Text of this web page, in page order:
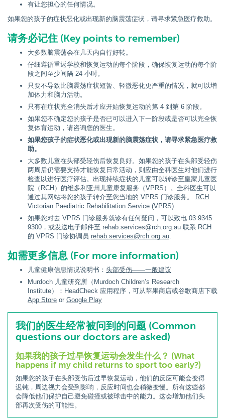
有让您担心的任何情况。
如果您的孩子的症状恶化或出现新的脑震荡症状，请寻求紧急医疗救助。
请务必记住 (Key points to remember)
大多数脑震荡会在几天内自行好转。
仔细遵循重返学校和恢复运动的每个阶段，确保恢复运动的每个阶
段之间至少间隔 24 小时。
只要不导致比脑震荡症状短暂、轻微恶化更严重的情况，就可以增
加体力和脑力活动。
只有在症状完全消失后才应开始恢复运动的第 4 到第 6 阶段。
如果您不确定您的孩子是否已可以进入下一阶段或是否可以完全恢
复体育运动，请咨询您的医生。
如果您孩子的症状恶化或出现新的脑震荡症状，请寻求紧急医疗救
助。
大多数儿童在头部受轻伤后恢复良好。如果您的孩子在头部受轻伤
两周后仍需要支持才能恢复日常活动，则应由全科医生对他们进行
检查以进行医疗评估。出现持续症状的儿童可以转诊至皇家儿童医
院（RCH）的维多利亚州儿童康复服务（VPRS）。全科医生可以
通过其网站将您的孩子转介至您当地的 VPRS 门诊服务。
RCH
Victorian Paediatric Rehabilitation Service (VPRS)
如果您对去 VPRS 门诊服务就诊有任何疑问，可以致电 03 9345
9300，或发送电子邮件至 rehab.services@rch.org.au 联系 RCH
的 VPRS 门诊协调员 rehab.services@rch.org.au.
如需更多信息 (For more information)
儿童健康信息情况说明书： 头部受伤——一般建议
Murdoch 儿童研究所（Murdoch Children’s Research
Institute）：HeadCheck 应用程序，可从苹果商店或谷歌商店下载
App Store or Google Play
我们的医生经常被问到的问题 (Common
questions our doctors are asked)
如果我的孩子过早恢复运动会发生什么？ (What
happens if my child returns to sport too early?)
如果您的孩子在头部受伤后过早恢复运动，他们的反应可能会变得
迟钝，周边视力会受到影响，反应时间也会稍微变慢。所有这些都
会降低他们保护自己避免碰撞或被球击中的能力。这会增加他们头
部再次受伤的可能性。